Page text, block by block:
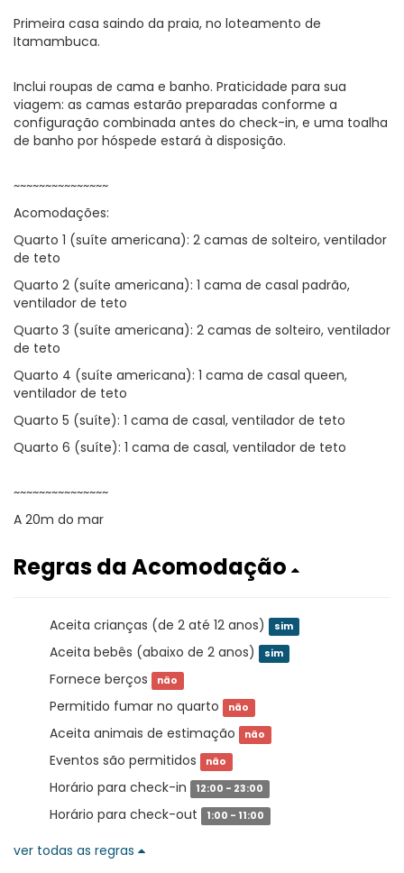
Primeira casa saindo da praia, no loteamento de
Itamambuca.
Inclui roupas de cama e banho. Praticidade para sua
viagem: as camas estarão preparadas conforme a
configuração combinada antes do check-in, e uma toalha
de banho por hóspede estará à disposição.
~~~~~~~~~~~~~~~
Acomodações:
Quarto 1 (suíte americana): 2 camas de solteiro, ventilador
de teto
Quarto 2 (suíte americana): 1 cama de casal padrão,
ventilador de teto
Quarto 3 (suíte americana): 2 camas de solteiro, ventilador
de teto
Quarto 4 (suíte americana): 1 cama de casal queen,
ventilador de teto
Quarto 5 (suíte): 1 cama de casal, ventilador de teto
Quarto 6 (suíte): 1 cama de casal, ventilador de teto
~~~~~~~~~~~~~~~
A 20m do mar
Regras da Acomodação
Aceita crianças (de 2 até 12 anos) sim
Aceita bebês (abaixo de 2 anos) sim
Fornece berços não
Permitido fumar no quarto não
Aceita animais de estimação não
Eventos são permitidos não
Horário para check-in 12:00 - 23:00
Horário para check-out 1:00 - 11:00
ver todas as regras